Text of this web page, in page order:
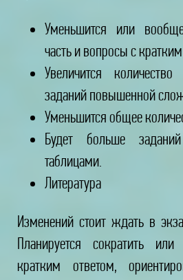
Уменьшится или
часть и вопросы с
Увеличится
заданий повышенной
Уменьшится общее
Будет больше
таблицами.
Литература
Изменений стоит ждать в
Планируется сократить
кратким ответом,